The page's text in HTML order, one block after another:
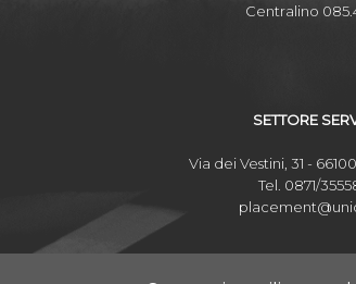
Centralino
SETTORE
Via dei Vestini, 31 -
Tel. 0871/